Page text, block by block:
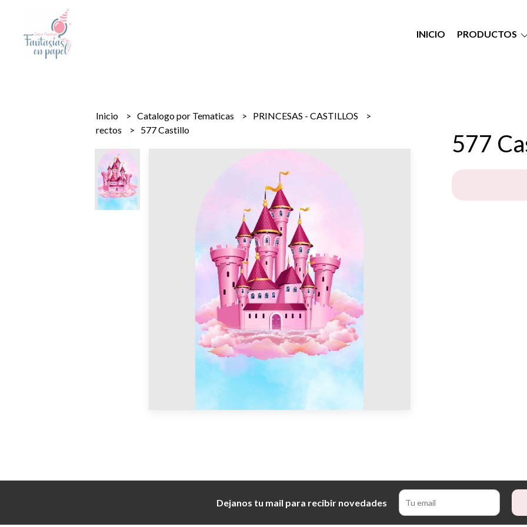
INICIO PRODUCTOS
Inicio Catalogo por Tematicas
PRINCESAS - CASTILLOS
rectos
577 Castillo 577
Dejanos tu mail para recibir novedades